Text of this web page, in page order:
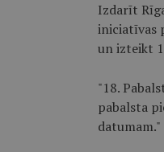
Izdarīt
iniciatīvas
un izteikt
"18.
pabalsta
datumam."